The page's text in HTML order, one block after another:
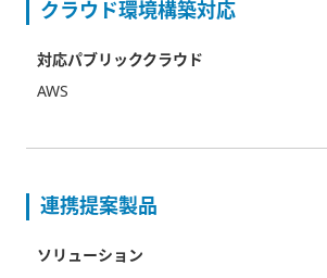
クラウド環境構築対応
対応パブリッククラウド
AWS
連携提案製品
ソリューション